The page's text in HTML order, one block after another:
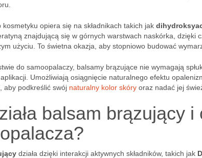
kosmetyku opiera się na składnikach takich jak
znajdującą się w górnych warstwach naskórka, dzięki
użyciu. To świetna okazja, aby stopniowo budować
do samoopalaczy, balsamy brązujące nie wymagają
Umożliwiają osiągnięcie naturalnego efektu
aby podkreślić swój naturalny kolor skóry oraz nadać jej
balsam brązujący
działa dzięki interakcji aktywnych składników, takich jak